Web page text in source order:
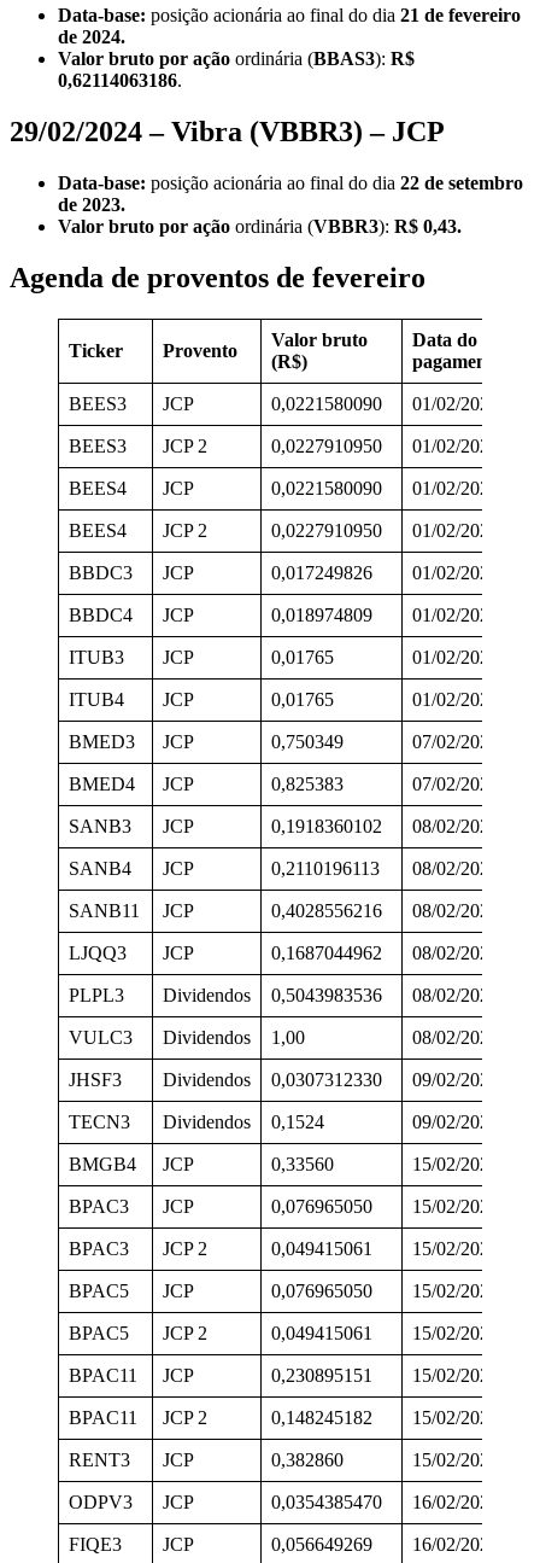
Data-base: posição acionária ao final do dia 21 de fevereiro
de 2024.
Valor bruto por ação ordinária (BBAS3): R$
0,62114063186.
29/02/2024 – Vibra (VBBR3) – JCP
Data-base: posição acionária ao final do dia 22 de setembro
de 2023.
Valor bruto por ação ordinária (VBBR3): R$ 0,43.
Agenda de proventos de fevereiro
Ticker Provento
Valor bruto
(R$)
Data do
pagamento
BEES3 JCP 0,0221580090 01/02/2024
BEES3 JCP 2 0,0227910950 01/02/2024
BEES4 JCP 0,0221580090 01/02/2024
BEES4 JCP 2 0,0227910950 01/02/2024
BBDC3 JCP 0,017249826 01/02/2024
BBDC4 JCP 0,018974809 01/02/2024
ITUB3 JCP 0,01765 01/02/2024
ITUB4 JCP 0,01765 01/02/2024
BMED3 JCP 0,750349 07/02/2024
BMED4 JCP 0,825383 07/02/2024
SANB3 JCP 0,1918360102 08/02/2024
SANB4 JCP 0,2110196113 08/02/2024
SANB11 JCP 0,4028556216 08/02/2024
LJQQ3 JCP 0,1687044962 08/02/2024
PLPL3 Dividendos 0,5043983536 08/02/2024
VULC3 Dividendos 1,00 08/02/2024
JHSF3 Dividendos 0,0307312330 09/02/2024
TECN3 Dividendos 0,1524 09/02/2024
BMGB4 JCP 0,33560 15/02/2024
BPAC3 JCP 0,076965050 15/02/2024
BPAC3 JCP 2 0,049415061 15/02/2024
BPAC5 JCP 0,076965050 15/02/2024
BPAC5 JCP 2 0,049415061 15/02/2024
BPAC11 JCP 0,230895151 15/02/2024
BPAC11 JCP 2 0,148245182 15/02/2024
RENT3 JCP 0,382860 15/02/2024
ODPV3 JCP 0,0354385470 16/02/2024
FIQE3 JCP 0,056649269 16/02/2024